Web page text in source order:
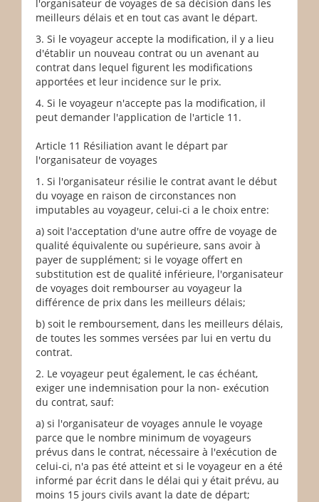
l'organisateur de voyages de sa décision dans les
meilleurs délais et en tout cas avant le départ.
3. Si le voyageur accepte la modification, il y a lieu
d'établir un nouveau contrat ou un avenant au
contrat dans lequel figurent les modifications
apportées et leur incidence sur le prix.
4. Si le voyageur n'accepte pas la modification, il
peut demander l'application de l'article 11.
Article 11 Résiliation avant le départ par
l'organisateur de voyages
1. Si l'organisateur résilie le contrat avant le début
du voyage en raison de circonstances non
imputables au voyageur, celui-ci a le choix entre:
a) soit l'acceptation d'une autre offre de voyage de
qualité équivalente ou supérieure, sans avoir à
payer de supplément; si le voyage offert en
substitution est de qualité inférieure, l'organisateur
de voyages doit rembourser au voyageur la
différence de prix dans les meilleurs délais;
b) soit le remboursement, dans les meilleurs délais,
de toutes les sommes versées par lui en vertu du
contrat.
2. Le voyageur peut également, le cas échéant,
exiger une indemnisation pour la non- exécution
du contrat, sauf:
a) si l'organisateur de voyages annule le voyage
parce que le nombre minimum de voyageurs
prévus dans le contrat, nécessaire à l'exécution de
celui-ci, n'a pas été atteint et si le voyageur en a été
informé par écrit dans le délai qui y était prévu, au
moins 15 jours civils avant la date de départ;